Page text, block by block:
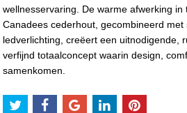
wellnesservaring. De warme afwerking
Canadees cederhout, gecombineerd met
ledverlichting, creëert een uitnodigende,
verfijnd totaalconcept waarin design,
samenkomen.